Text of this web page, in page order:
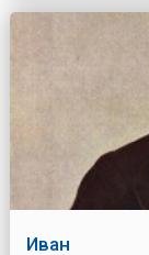
Иван